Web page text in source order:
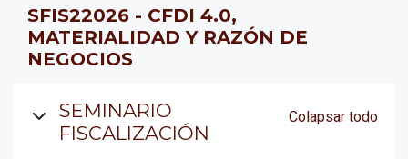
SFIS22026 - CFDI 4.0,
MATERIALIDAD Y RAZÓN DE
NEGOCIOS
Diagrama de temas
SEMINARIO
FISCALIZACIÓN
Colapsar todo